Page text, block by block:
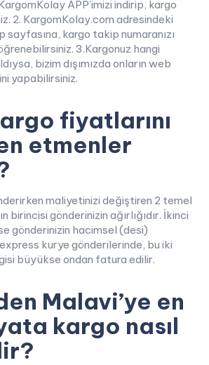
APP’imizi indirip, kargo
2. KargomKolay.com adresindeki
sayfasına, kargo takip numaranızı
3.Kargonuz hangi
bizim dışımızda onların web
yapabilirsiniz.
fiyatlarını
etmenler
maliyetinizi değiştiren 2 temel
birincisi gönderinizin ağırlığıdır. İkinci
gönderinizin hacimsel (desi)
express kurye gönderilerinde, bu iki
büyükse ondan fatura edilir.
Malavi’ye en
kargo nasıl